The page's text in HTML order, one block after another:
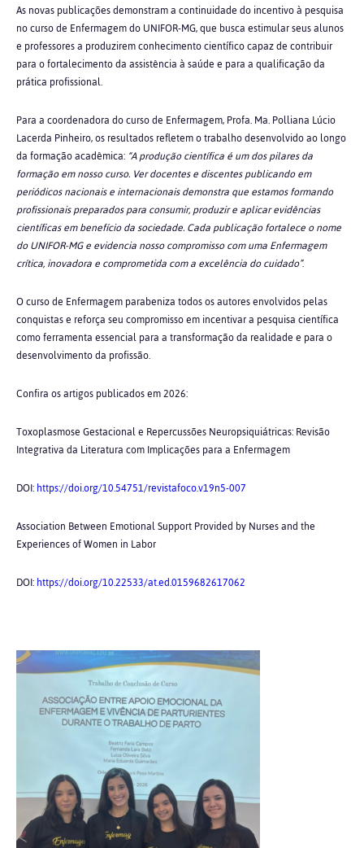
As novas publicações demonstram a continuidade do incentivo à pesquisa
no curso de Enfermagem do UNIFOR-MG, que busca estimular seus alunos
e professores a produzirem conhecimento científico capaz de contribuir
para o fortalecimento da assistência à saúde e para a qualificação da
prática profissional.
Para a coordenadora do curso de Enfermagem, Profa. Ma. Polliana Lúcio
Lacerda Pinheiro, os resultados refletem o trabalho desenvolvido ao longo
da formação acadêmica: “A produção científica é um dos pilares da
formação em nosso curso. Ver docentes e discentes publicando em
periódicos nacionais e internacionais demonstra que estamos formando
profissionais preparados para consumir, produzir e aplicar evidências
científicas em benefício da sociedade. Cada publicação fortalece o nome
do UNIFOR-MG e evidencia nosso compromisso com uma Enfermagem
crítica, inovadora e comprometida com a excelência do cuidado”.
O curso de Enfermagem parabeniza todos os autores envolvidos pelas
conquistas e reforça seu compromisso em incentivar a pesquisa científica
como ferramenta essencial para a transformação da realidade e para o
desenvolvimento da profissão.
Confira os artigos publicados em 2026:
Toxoplasmose Gestacional e Repercussões Neuropsiquiátricas: Revisão
Integrativa da Literatura com Implicações para a Enfermagem
DOI:https://doi.org/10.54751/revistafoco.v19n5-007
Association Between Emotional Support Provided by Nurses and the
Experiences of Women in Labor
DOI:https://doi.org/10.22533/at.ed.0159682617062